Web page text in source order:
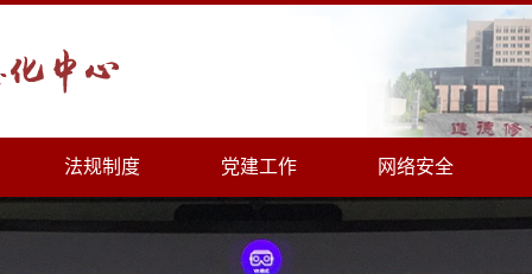
法规制度 党建工作 网络安全